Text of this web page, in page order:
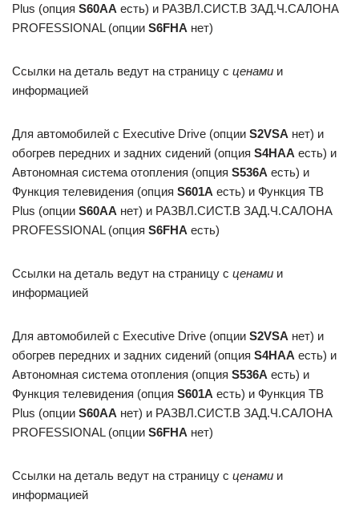
Plus (опция S60AA есть) и РАЗВЛ.СИСТ.В ЗАД.Ч.САЛОНА
PROFESSIONAL (опции S6FHA нет)
Ссылки на деталь ведут на страницу с ценами и
информацией
Для автомобилей с Executive Drive (опции S2VSA нет) и
обогрев передних и задних сидений (опция S4HAA есть) и
Автономная система отопления (опция S536A есть) и
Функция телевидения (опция S601A есть) и Функция ТВ
Plus (опции S60AA нет) и РАЗВЛ.СИСТ.В ЗАД.Ч.САЛОНА
PROFESSIONAL (опция S6FHA есть)
Ссылки на деталь ведут на страницу с ценами и
информацией
Для автомобилей с Executive Drive (опции S2VSA нет) и
обогрев передних и задних сидений (опция S4HAA есть) и
Автономная система отопления (опция S536A есть) и
Функция телевидения (опция S601A есть) и Функция ТВ
Plus (опции S60AA нет) и РАЗВЛ.СИСТ.В ЗАД.Ч.САЛОНА
PROFESSIONAL (опции S6FHA нет)
Ссылки на деталь ведут на страницу с ценами и
информацией